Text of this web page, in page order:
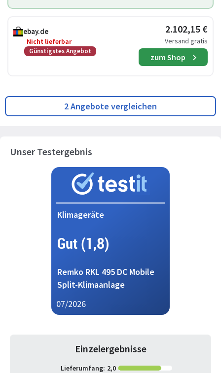
ebay.de
Nicht lieferbar
Günstigstes Angebot
2.102,15 €
Versand gratis
zum Shop
2 Angebote vergleichen
Unser Testergebnis
Klimageräte
Gut (1,8)
Remko RKL 495 DC Mobile
Split-Klimaanlage
07/2026
Einzelergebnisse
Lieferumfang: 2,0